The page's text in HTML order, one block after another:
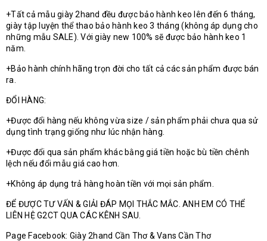
+Tất cả mẫu giày 2hand đều được bảo hành keo lên đến 6 tháng,
giày tập luyện thể thao bảo hành keo 3 tháng (không áp dụng cho
những mẫu SALE). Với giày new 100% sẽ được bảo hành keo 1
năm.
+Bảo hành chính hãng trọn đời cho tất cả các sản phẩm được bán
ra.
ĐỔI HÀNG:
+Được đổi hàng nếu không vừa size / sản phẩm phải chưa qua sử
dụng tình trạng giống như lúc nhận hàng.
+Được đổi qua sản phẩm khác bằng giá tiền hoặc bù tiền chênh
lệch nếu đổi mẫu giá cao hơn.
+Không áp dụng trả hàng hoàn tiền với mọi sản phẩm.
ĐỂ ĐƯỢC TƯ VẤN & GIẢI ĐÁP MỌI THẮC MẮC. ANH EM CÓ THỂ
LIÊN HỆ G2CT QUA CÁC KÊNH SAU.
Page Facebook: Giày 2hand Cần Thơ & Vans Cần Thơ